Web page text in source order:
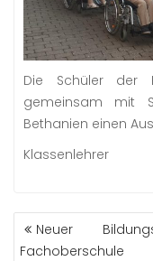
Die Schüler der
gemeinsam mit
Bethanien einen
Klassenlehrer
BEITRAGS-
NAVIGATION
Neuer
Fachoberschule